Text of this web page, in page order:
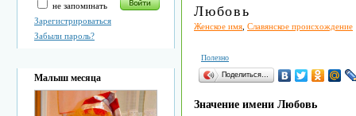
не запоминать
Зарегистрироваться
Забыли пароль?
Малыш месяца
Любовь
Женское имя Славянское происхождение
Полезно
Поделиться…
Значение имени Любовь